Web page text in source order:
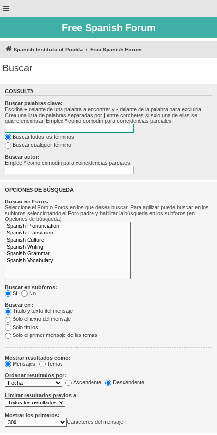
Free Spanish Forum
Spanish Institute of Puebla Free Spanish Forum
Buscar
CONSULTA
Buscar palabras clave:
Escriba + delante de una palabra a encontrar y - delante de la palabra para excluirla.
Crea una lista de palabras separadas por | entre corchetes si solo una de ellas se
quiere encontrar. Emplee * como comodín para coincidencias parciales.
Buscar todos los términos
Buscar cualquier término
Buscar autor:
Emplee * como comodín para coincidencias parciales.
OPCIONES DE BÚSQUEDA
Buscar en Foros:
Seleccione el Foro o Foros en los que desea buscar. Para agilizar puede buscar en los
subforos seleccionando el Foro padre y habilitar la búsqueda en los subforos (en
Opciones de búsqueda).
Buscar en subforos:
Sí
No
Buscar en :
Título y texto del mensaje
Solo el texto del mensaje
Solo títulos
Solo el primer mensaje de los temas
Mostrar resultados como:
Mensajes
Temas
Ordenar resultados por:
Ascendente
Descendente
Limitar resultados previos a:
Mostrar los primeros:
Caracteres del mensaje